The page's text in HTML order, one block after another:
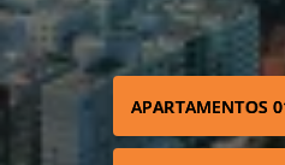
APARTAMENTOS